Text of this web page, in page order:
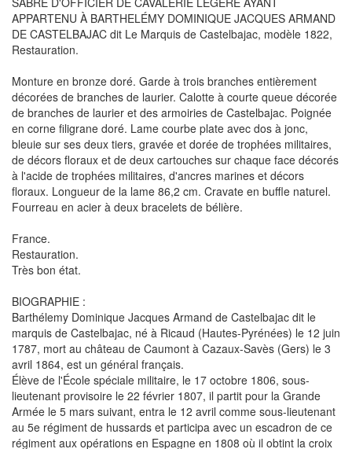
APPARTENU À BARTHELÉMY DOMINIQUE JACQUES ARMAND
DE CASTELBAJAC dit Le Marquis de Castelbajac, modèle 1822,
Restauration.
Monture en bronze doré. Garde à trois branches entièrement
décorées de branches de laurier. Calotte à courte queue décorée
de branches de laurier et des armoiries de Castelbajac. Poignée
en corne filigrane doré. Lame courbe plate avec dos à jonc,
bleuie sur ses deux tiers, gravée et dorée de trophées militaires,
de décors floraux et de deux cartouches sur chaque face décorés
à l'acide de trophées militaires, d'ancres marines et décors
floraux. Longueur de la lame 86,2 cm. Cravate en buffle naturel.
Fourreau en acier à deux bracelets de bélière.
France.
Restauration.
Très bon état.
BIOGRAPHIE :
Barthélemy Dominique Jacques Armand de Castelbajac dit le
marquis de Castelbajac, né à Ricaud (Hautes-Pyrénées) le 12 juin
1787, mort au château de Caumont à Cazaux-Savès (Gers) le 3
avril 1864, est un général français.
Élève de l'École spéciale militaire, le 17 octobre 1806, sous-
lieutenant provisoire le 22 février 1807, il partit pour la Grande
Armée le 5 mars suivant, entra le 12 avril comme sous-lieutenant
au 5e régiment de hussards et participa avec un escadron de ce
régiment aux opérations en Espagne en 1808 où il obtint la croix